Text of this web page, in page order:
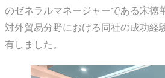
のゼネラルマネージャーである宋徳
対外貿易分野における同社の成功経
有しました。